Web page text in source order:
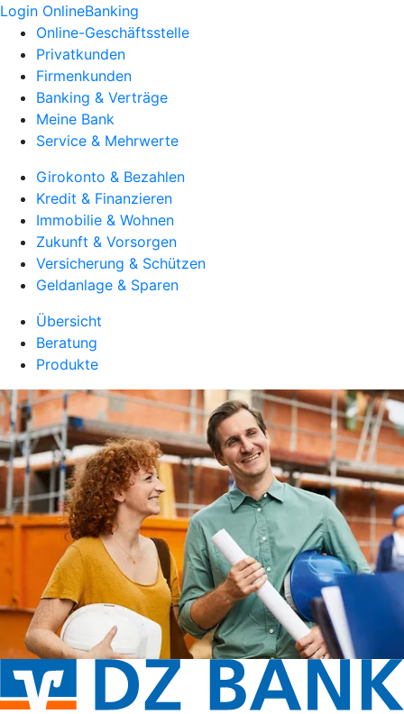
Login OnlineBanking
Online-Geschäftsstelle
Privatkunden
Firmenkunden
Banking & Verträge
Meine Bank
Service & Mehrwerte
Girokonto & Bezahlen
Kredit & Finanzieren
Immobilie & Wohnen
Zukunft & Vorsorgen
Versicherung & Schützen
Geldanlage & Sparen
Übersicht
Beratung
Produkte